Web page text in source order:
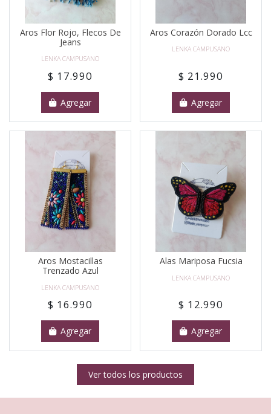
Aros Flor Rojo, Flecos De
Jeans
LENKA CAMPUSANO
$ 17.990
Agregar
Aros Corazón Dorado Lcc
LENKA CAMPUSANO
$ 21.990
Agregar
Aros Mostacillas
Trenzado Azul
LENKA CAMPUSANO
$ 16.990
Agregar
Alas Mariposa Fucsia
LENKA CAMPUSANO
$ 12.990
Agregar
Ver todos los productos